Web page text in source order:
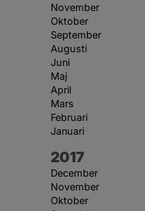
November
Oktober
September
Augusti
Juni
Maj
April
Mars
Februari
Januari
År:
2017
December
November
Oktober